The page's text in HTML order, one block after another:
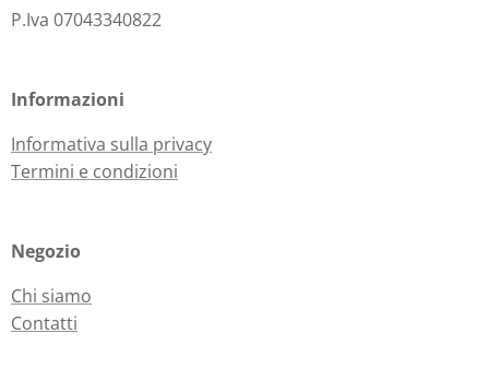
P.Iva 07043340822
Informazioni
Informativa sulla privacy
Termini e condizioni
Negozio
Chi siamo
Contatti